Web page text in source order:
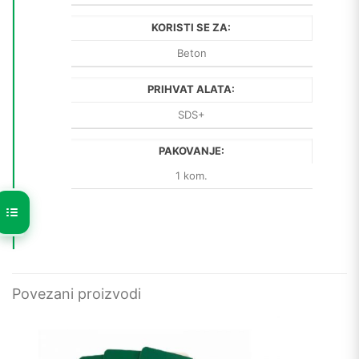
KORISTI SE ZA:
Beton
PRIHVAT ALATA:
SDS+
PAKOVANJE:
1 kom.
Povezani proizvodi